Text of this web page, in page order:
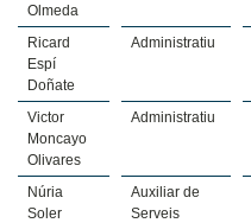
Olmeda
Ricard
Espí
Doñate
Administratiu
Victor
Moncayo
Olivares
Administratiu
Núria
Soler
Auxiliar de
Serveis